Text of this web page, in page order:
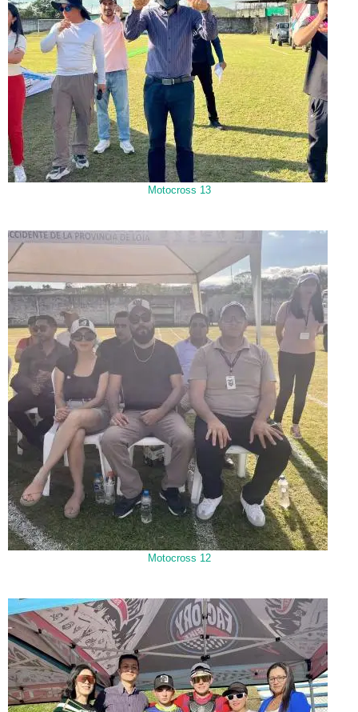
Motocross 13
Motocross 12